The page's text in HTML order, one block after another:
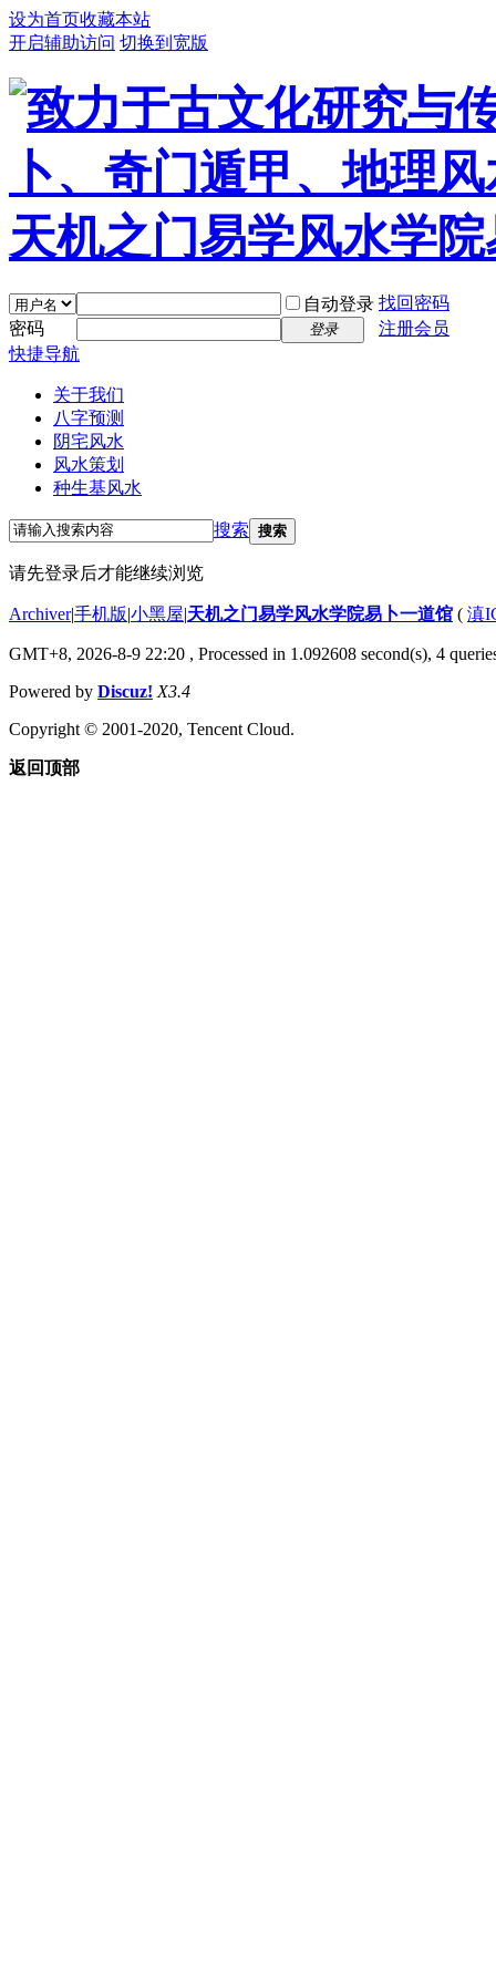
设为首页收藏本站
开启辅助访问 切换到宽版
自动登录 找回密码
密码
登录
注册会员
快捷导航
关于我们
八字预测
阴宅风水
风水策划
种生基风水
搜索 搜索
请先登录后才能继续浏览
Archiver|手机版|小黑屋|天机之门易学风水学院易卜一道馆 ( 滇
GMT+8, 2026-8-9 22:20 , Processed in 1.092608 second(s), 4
Powered by Discuz! X3.4
Copyright © 2001-2020, Tencent Cloud.
返回顶部